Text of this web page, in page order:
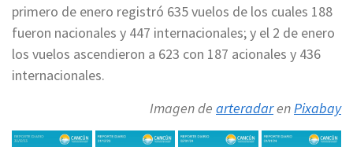
primero de enero registró 635 vuelos de los cuales 188
fueron nacionales y 447 internacionales; y el 2 de enero
los vuelos ascendieron a 623 con 187 acionales y 436
internacionales.
Imagen de arteradarenPixabay